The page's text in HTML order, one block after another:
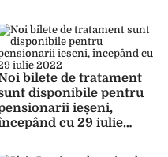
bilete de tratament
disponibile pentru
ieșeni,
cu 29 iulie